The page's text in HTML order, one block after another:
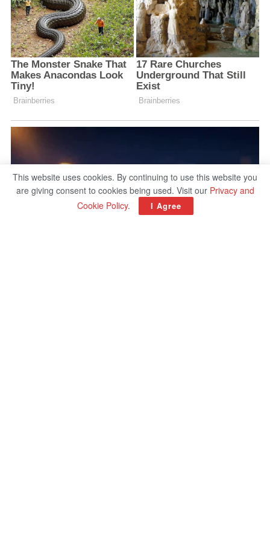
This website uses cookies. By continuing to use this website you
are giving consent to cookies being used. Visit our Privacy and
Cookie Policy. I Agree